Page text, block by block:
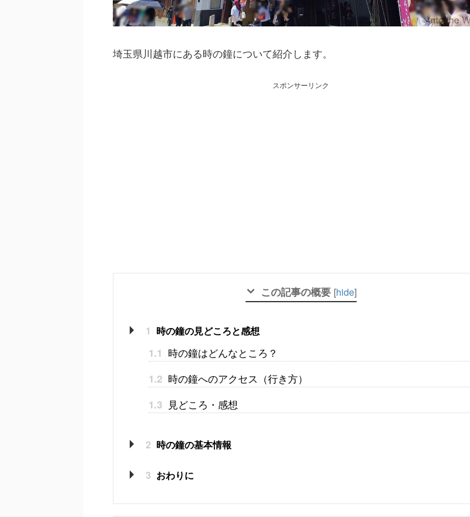
埼玉県川越市にある時の鐘について紹介します。
スポンサーリンク
この記事の概要 [hide]
1 時の鐘の見どころと感想
1.1 時の鐘はどんなところ？
1.2 時の鐘へのアクセス（行き方）
1.3 見どころ・感想
2 時の鐘の基本情報
3 おわりに